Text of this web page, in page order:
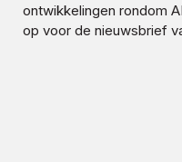
ontwikkelingen rondom
op voor de nieuwsbrief